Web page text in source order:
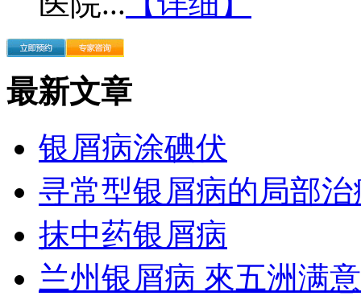
最新文章
银屑病涂碘伏
寻常型银屑病的局部治
抹中药银屑病
兰州银屑病 來五洲满意